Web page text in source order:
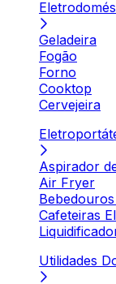
Geladeira
Fogão
Forno
Cooktop
Cervejeira
Aspirador
Air Fryer
Cafeteiras
Utilidades